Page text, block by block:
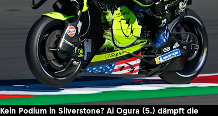
Kein Podium in Silverstone? Ai Ogura (5.) dämpft die